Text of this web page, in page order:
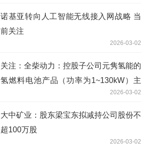
诺基亚转向人工智能无线接入网战略 当
前关注
2026-03-02
关注：全柴动力：控股子公司元隽氢能的
氢燃料电池产品（功率为1~130kW）主
要适用于交通、叉车、储能等领域2026-03-02
大中矿业：股东梁宝东拟减持公司股份不
超100万股
2026-03-02